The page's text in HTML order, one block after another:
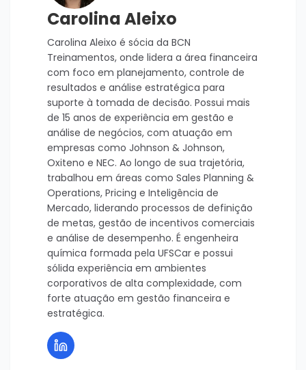
Carolina Aleixo
Carolina Aleixo é sócia da BCN
Treinamentos, onde lidera a área financeira
com foco em planejamento, controle de
resultados e análise estratégica para
suporte à tomada de decisão. Possui mais
de 15 anos de experiência em gestão e
análise de negócios, com atuação em
empresas como Johnson & Johnson,
Oxiteno e NEC. Ao longo de sua trajetória,
trabalhou em áreas como Sales Planning &
Operations, Pricing e Inteligência de
Mercado, liderando processos de definição
de metas, gestão de incentivos comerciais
e análise de desempenho. É engenheira
química formada pela UFSCar e possui
sólida experiência em ambientes
corporativos de alta complexidade, com
forte atuação em gestão financeira e
estratégica.